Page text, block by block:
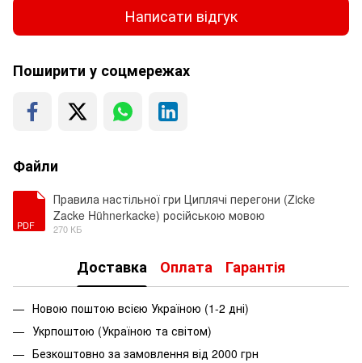
Написати відгук
Поширити у соцмережах
Файли
PDF
Правила настільної гри Циплячі перегони (Zicke
Zacke Hühnerkacke) російською мовою
270 КБ
Доставка Оплата Гарантія
Новою поштою всією Україною (1-2 дні)
Укрпоштою (Україною та світом)
Безкоштовно за замовлення від 2000 грн